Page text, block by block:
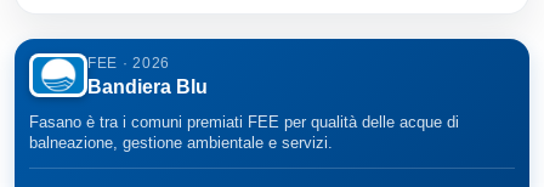
FEE · 2026
Bandiera Blu
Fasano è tra i comuni premiati FEE per qualità delle acque di
balneazione, gestione ambientale e servizi.